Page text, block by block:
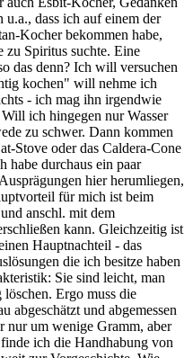
dass ich auf einem der
Kocher bekommen habe,
zu Spiritus suchte. Eine
das denn? Ich will versuchen
kochen" will nehme ich
- ich mag ihn irgendwie
ich hingegen nur Wasser
zu schwer. Dann kommen
Stove oder das Caldera-Cone
habe durchaus ein paar
hier herumliegen,
für mich ist beim
anschl. mit dem
kann. Gleichzeitig ist
Hauptnachteil - das
die ich besitze haben
Sie sind leicht, man
Ergo muss die
abgeschätzt und abgemessen
nur um wenige Gramm, aber
ich die Handhabung von